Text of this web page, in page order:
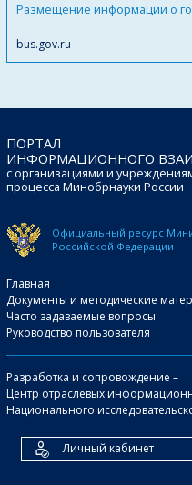
Размещение информации о
bus.gov.ru
ПОРТАЛ
ИНФОРМАЦИОННОГО
с организациями и
процесса Минобрнауки России
Официальный ресурс
Российской Федерации
Главная
Документы и методические
Часто задаваемые вопросы
Руководство пользователя
Разработка и сопровождение –
Центр отраслевых
Национального
Личный кабинет